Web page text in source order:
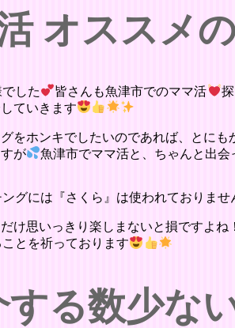
オススメ
した 皆さんも魚津市でのママ活
ていきます
をホンキでしたいのであれば、とに
が
魚津市でママ活と、ちゃんと出会
グには『さくら』は使われておりませ
け思いっきり楽しまないと損ですよね！
とを祈っております
する数少な